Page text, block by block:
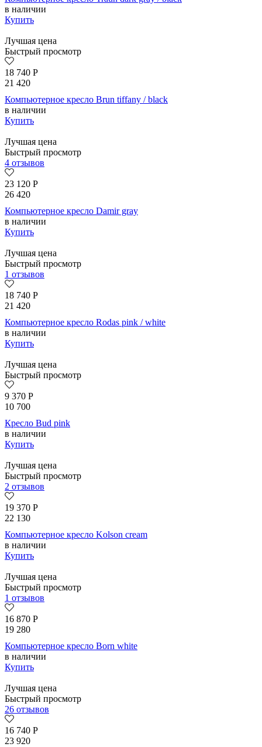
в наличии
Купить
Лучшая цена
Быстрый просмотр
18 740 Р
21 420
Компьютерное кресло Brun tiffany / black
в наличии
Купить
Лучшая цена
Быстрый просмотр
4 отзывов
23 120 Р
26 420
Компьютерное кресло Damir gray
в наличии
Купить
Лучшая цена
Быстрый просмотр
1 отзывов
18 740 Р
21 420
Компьютерное кресло Rodas pink / white
в наличии
Купить
Лучшая цена
Быстрый просмотр
9 370 Р
10 700
Кресло Bud pink
в наличии
Купить
Лучшая цена
Быстрый просмотр
2 отзывов
19 370 Р
22 130
Компьютерное кресло Kolson сream
в наличии
Купить
Лучшая цена
Быстрый просмотр
1 отзывов
16 870 Р
19 280
Компьютерное кресло Born whitе
в наличии
Купить
Лучшая цена
Быстрый просмотр
26 отзывов
16 740 Р
23 920